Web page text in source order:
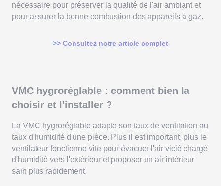
nécessaire pour préserver la qualité de l'air ambiant et
pour assurer la bonne combustion des appareils à gaz.
>> Consultez notre article complet
VMC hygroréglable : comment bien la
choisir et l'installer ?
La VMC hygroréglable adapte son taux de ventilation au
taux d'humidité d'une pièce. Plus il est important, plus le
ventilateur fonctionne vite pour évacuer l'air vicié chargé
d'humidité vers l'extérieur et proposer un air intérieur
sain plus rapidement.